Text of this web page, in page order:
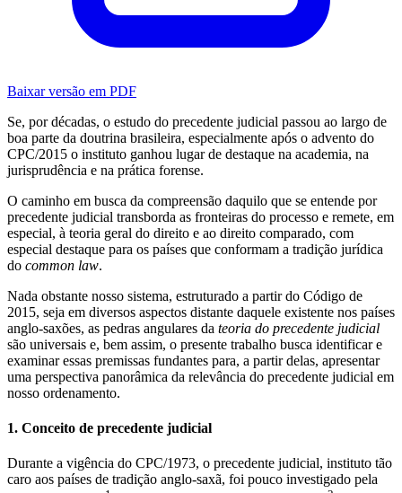
Baixar versão em PDF
Se, por décadas, o estudo do precedente judicial passou ao largo de
boa parte da doutrina brasileira, especialmente após o advento do
CPC/2015 o instituto ganhou lugar de destaque na academia, na
jurisprudência e na prática forense.
O caminho em busca da compreensão daquilo que se entende por
precedente judicial transborda as fronteiras do processo e remete, em
especial, à teoria geral do direito e ao direito comparado, com
especial destaque para os países que conformam a tradição jurídica
do common law.
Nada obstante nosso sistema, estruturado a partir do Código de
2015, seja em diversos aspectos distante daquele existente nos países
anglo-saxões, as pedras angulares da teoria do precedente judicial
são universais e, bem assim, o presente trabalho busca identificar e
examinar essas premissas fundantes para, a partir delas, apresentar
uma perspectiva panorâmica da relevância do precedente judicial em
nosso ordenamento.
1. Conceito de precedente judicial
Durante a vigência do CPC/1973, o precedente judicial, instituto tão
caro aos países de tradição anglo-saxã, foi pouco investigado pela